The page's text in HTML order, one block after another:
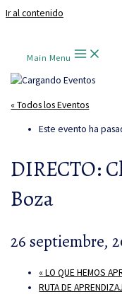
Ir al contenido
Main Menu
« Todos los Eventos
Este evento ha
DIRECTO:
Boza
26 septiembre,
«LO QUE HEMOS
RUTA DE